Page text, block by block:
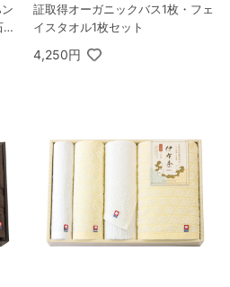
証取得オーガニックバス1枚・フェ
イスタオル1枚セット
4,250円